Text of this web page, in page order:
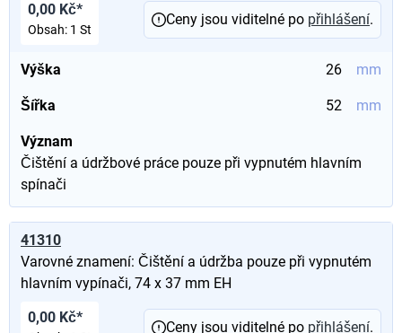
Výška 26 mm
Šířka 52 mm
Význam
Čištění a údržbové práce pouze při vypnutém hlavním
spínači
0,00 Kč*
Obsah: 1 St
Ceny jsou viditelné po přihlášení.
41310
Varovné znamení: Čištění a údržba pouze při vypnutém
hlavním vypínači, 74 x 37 mm EH
0,00 Kč*
Ceny jsou viditelné po přihlášení.